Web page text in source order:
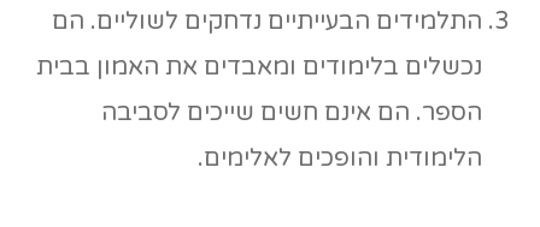
התלמידים הבעייתיים נדחקים לשוליים. הם
נכשלים בלימודים ומאבדים את האמון בבית
הספר. הם אינם חשים שייכים לסביבה
הלימודית והופכים לאלימים.